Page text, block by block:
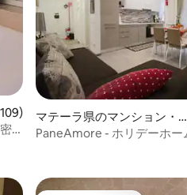
109件、5つ星中4.9つ星の平均
マテーラ県のマンション・ア
パート
PaneAmore - ホリデーホー